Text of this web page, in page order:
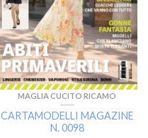
MAGLIA CUCITO RICAMO
CARTAMODELLI MAGAZINE
N. 0098